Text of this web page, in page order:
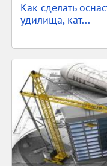
Как сделать
удилища, кат...